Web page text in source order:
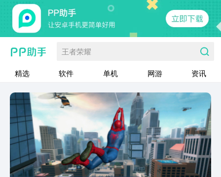
王者荣耀
精选 软件 单机 网游 资讯